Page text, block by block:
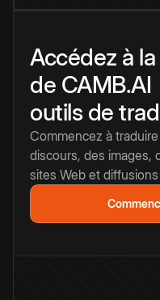
Accédez à
de CAMB.AI
outils de
Commencez à
discours, des images,
sites Web et